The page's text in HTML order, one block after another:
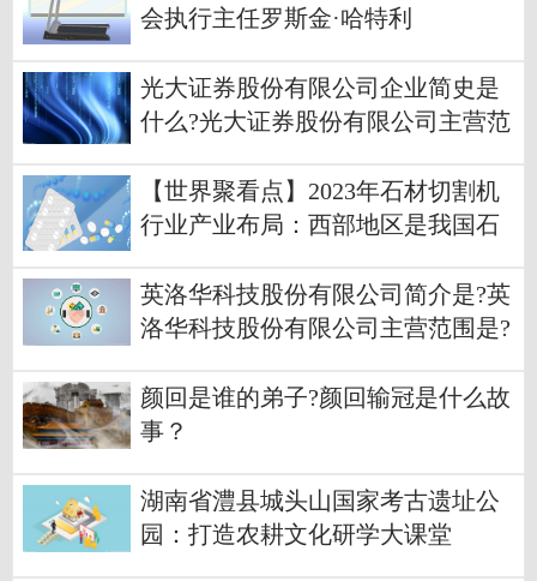
会执行主任罗斯金·哈特利
光大证券股份有限公司企业简史是
什么?光大证券股份有限公司主营范
【世界聚看点】2023年石材切割机
行业产业布局：西部地区是我国石
英洛华科技股份有限公司简介是?英
洛华科技股份有限公司主营范围是?
颜回是谁的弟子?颜回输冠是什么故
事？
湖南省澧县城头山国家考古遗址公
园：打造农耕文化研学大课堂